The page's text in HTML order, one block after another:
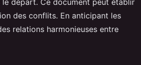
des conflits. En anticipant les
relations harmonieuses entre